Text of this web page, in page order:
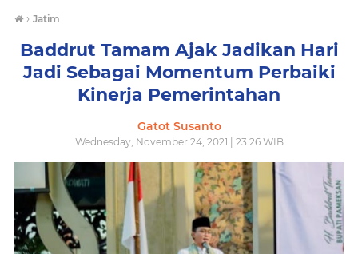
› Jatim
Baddrut Tamam Ajak Jadikan Hari
Jadi Sebagai Momentum Perbaiki
Kinerja Pemerintahan
Gatot Susanto
Wednesday, November 24, 2021 | 23:26 WIB